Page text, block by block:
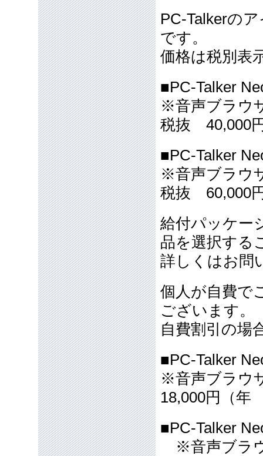
PC-Talkerの
です。
価格は税別表
■PC-Talker
※音声ブラウ
税抜 40,000
■PC-Talker
※音声ブラウ
税抜 60,000
給付パッケー
品を選択する
詳しくはお問
個人が自費で
ございます。
自費割引の場
■PC-Talker
※音声ブラウ
18,000円（年
■PC-Talker
※音声ブラ